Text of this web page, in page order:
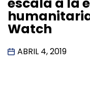
Watch
ABRIL 4, 2019